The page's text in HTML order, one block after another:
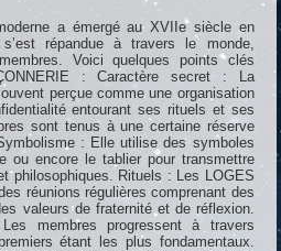
a émergé au XVIIe siècle en
répandue à travers le monde,
Voici quelques points clés
: Caractère secret : La
perçue comme une organisation
entourant ses rituels et ses
sont tenus à une certaine réserve
: Elle utilise des symboles
ou encore le tablier pour transmettre
philosophiques. Rituels : Les LOGES
réunions régulières comprenant des
valeurs de fraternité et de réflexion.
membres progressent à travers
étant les plus fondamentaux.